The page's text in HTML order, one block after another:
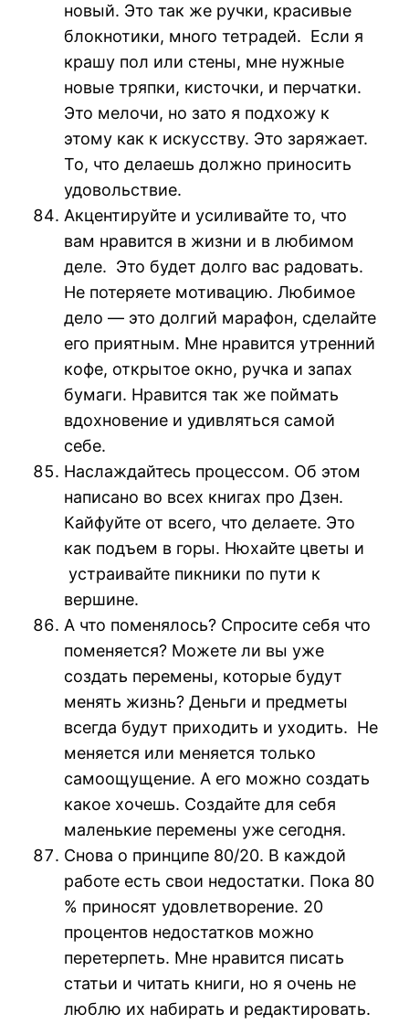
новый. Это так же ручки, красивые
блокнотики, много тетрадей. Если я
крашу пол или стены, мне нужные
новые тряпки, кисточки, и перчатки.
Это мелочи, но зато я подхожу к
этому как к искусству. Это заряжает.
То, что делаешь должно приносить
удовольствие.
Акцентируйте и усиливайте то, что
вам нравится в жизни и в любимом
деле. Это будет долго вас радовать.
Не потеряете мотивацию. Любимое
дело — это долгий марафон, сделайте
его приятным. Мне нравится утренний
кофе, открытое окно, ручка и запах
бумаги. Нравится так же поймать
вдохновение и удивляться самой
себе.
Наслаждайтесь процессом. Об этом
написано во всех книгах про Дзен.
Кайфуйте от всего, что делаете. Это
как подъем в горы. Нюхайте цветы и
устраивайте пикники по пути к
вершине.
А что поменялось? Спросите себя что
поменяется? Можете ли вы уже
создать перемены, которые будут
менять жизнь? Деньги и предметы
всегда будут приходить и уходить. Не
меняется или меняется только
самоощущение. А его можно создать
какое хочешь. Создайте для себя
маленькие перемены уже сегодня.
Снова о принципе 80/20. В каждой
работе есть свои недостатки. Пока 80
% приносят удовлетворение. 20
процентов недостатков можно
перетерпеть. Мне нравится писать
статьи и читать книги, но я очень не
люблю их набирать и редактировать.